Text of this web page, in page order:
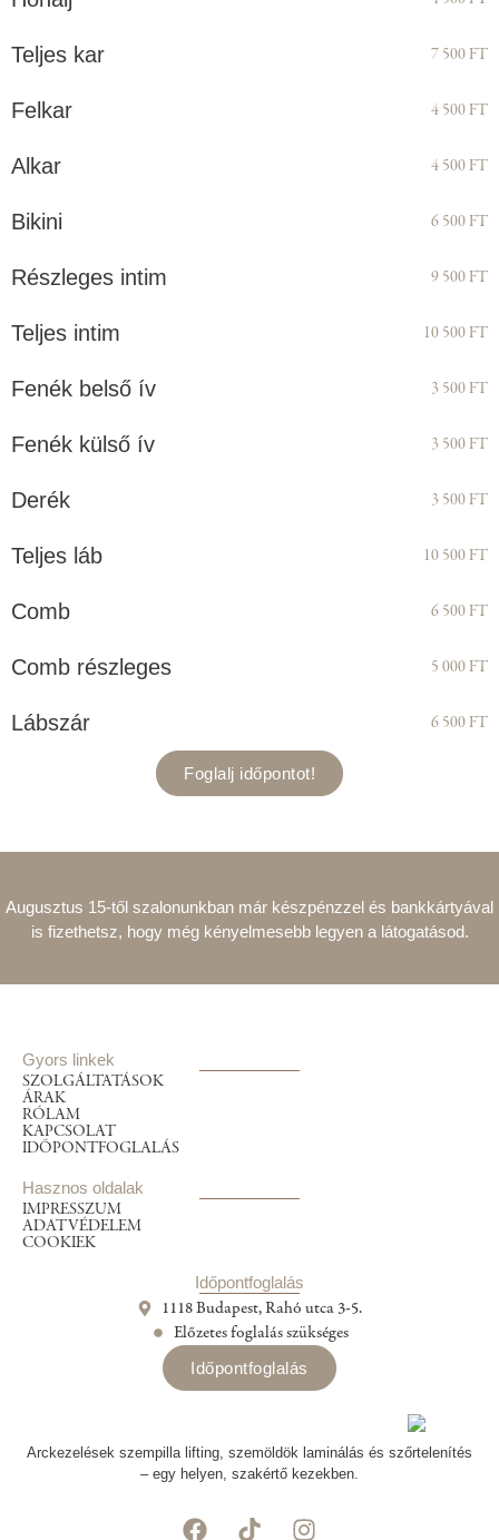
Teljes kar 7 500 FT
Felkar 4 500 FT
Alkar 4 500 FT
Bikini 6 500 FT
Részleges intim 9 500 FT
Teljes intim 10 500 FT
Fenék belső ív 3 500 FT
Fenék külső ív 3 500 FT
Derék 3 500 FT
Teljes láb 10 500 FT
Comb 6 500 FT
Comb részleges 5 000 FT
Lábszár 6 500 FT
Foglalj időpontot!
Augusztus 15-től szalonunkban már készpénzzel és bankkártyával
is fizethetsz, hogy még kényelmesebb legyen a látogatásod.
Gyors linkek
SZOLGÁLTATÁSOK
ÁRAK
RÓLAM
KAPCSOLAT
IDŐPONTFOGLALÁS
Hasznos oldalak
IMPRESSZUM
ADATVÉDELEM
COOKIEK
Időpontfoglalás
1118 Budapest, Rahó utca 3-5.
Előzetes foglalás szükséges
Időpontfoglalás
Arckezelések szempilla lifting, szemöldök laminálás és szőrtelenítés
– egy helyen, szakértő kezekben.